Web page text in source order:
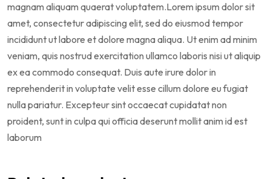
magnam aliquam quaerat voluptatem.Lorem ipsum dolor sit
amet, consectetur adipiscing elit, sed do eiusmod tempor
incididunt ut labore et dolore magna aliqua. Ut enim ad minim
veniam, quis nostrud exercitation ullamco laboris nisi ut aliquip
ex ea commodo consequat. Duis aute irure dolor in
reprehenderit in voluptate velit esse cillum dolore eu fugiat
nulla pariatur. Excepteur sint occaecat cupidatat non
proident, sunt in culpa qui officia deserunt mollit anim id est
laborum